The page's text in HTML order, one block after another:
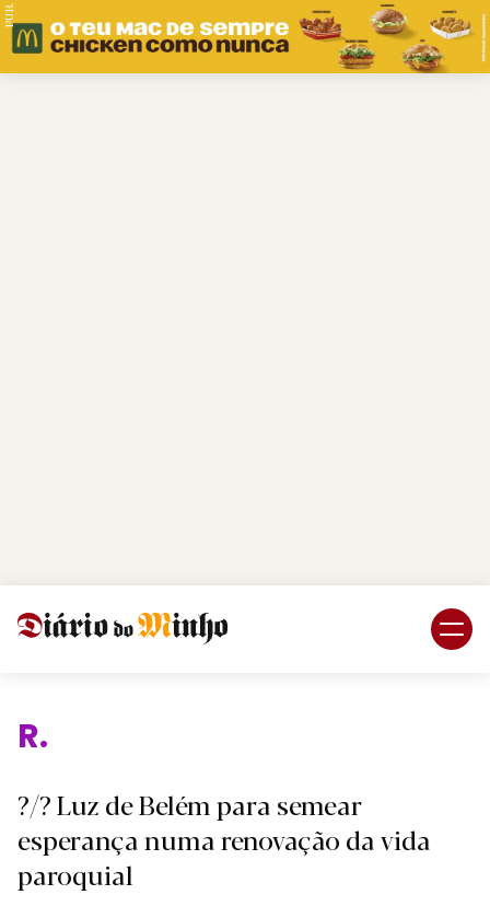
PUB.
Rel
?/? Luz de Belém para semear
esperança numa renovação da vida
paroquial